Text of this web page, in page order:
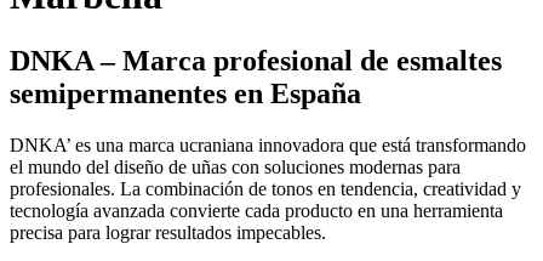
DNKA – Marca profesional de esmaltes
semipermanentes en España
DNKA’ es una marca ucraniana innovadora que está transformando
el mundo del diseño de uñas con soluciones modernas para
profesionales. La combinación de tonos en tendencia, creatividad y
tecnología avanzada convierte cada producto en una herramienta
precisa para lograr resultados impecables.